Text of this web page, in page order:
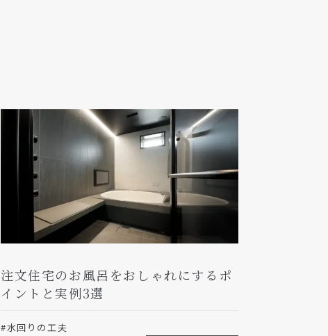
注文住宅のお風呂をおしゃれにするポ
イントと実例3選
#水回りの工夫